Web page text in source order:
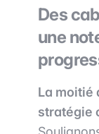
Des
une
La moitié
stratégie